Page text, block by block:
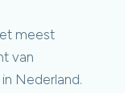
meest
van
Nederland.